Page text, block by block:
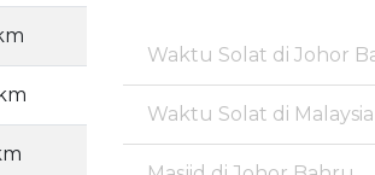
Waktu Solat di Johor
Waktu Solat di Malaysia